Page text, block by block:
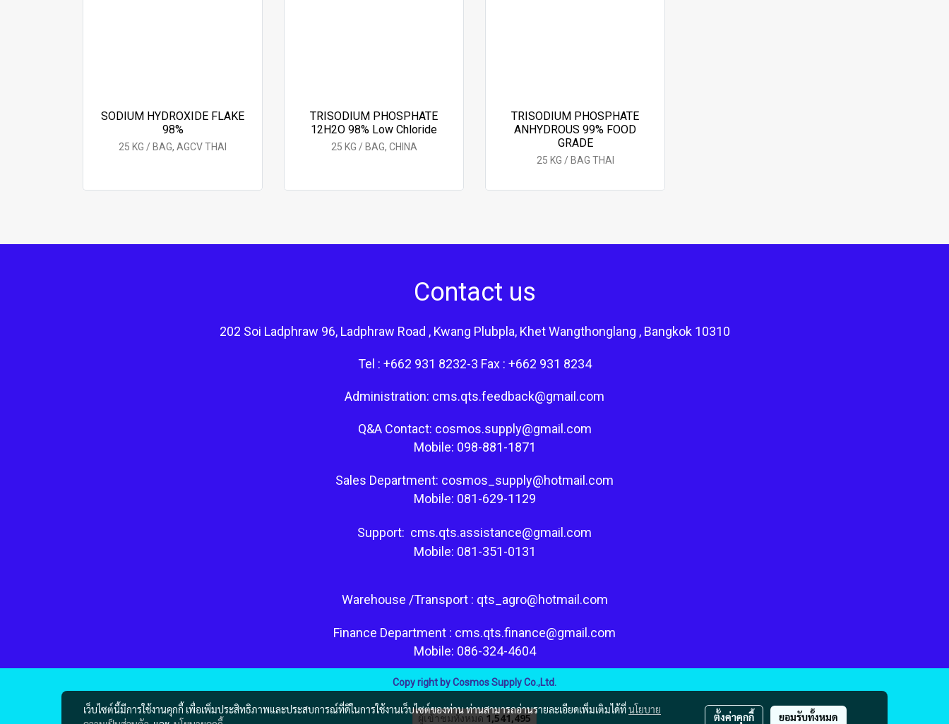
SODIUM HYDROXIDE FLAKE
98%
25 KG / BAG, AGCV THAI
TRISODIUM PHOSPHATE
12H2O 98% Low Chloride
25 KG / BAG, CHINA
TRISODIUM PHOSPHATE
ANHYDROUS 99% FOOD
GRADE
25 KG / BAG THAI
Contact us
202 Soi Ladphraw 96, Ladphraw Road , Kwang Plubpla, Khet Wangthonglang , Bangkok 10310
Tel : +662 931 8232-3 Fax : +662 931 8234
Administration: cms.qts.feedback@gmail.com
Q&A Contact: cosmos.supply@gmail.com
Mobile: 098-881-1871
Sales Department: cosmos_supply@hotmail.com
Mobile: 081-629-1129
Support: cms.qts.assistance@gmail.com
Mobile: 081-351-0131
Warehouse /Transport : qts_agro@hotmail.com
Finance Department : cms.qts.finance@gmail.com
Mobile: 086-324-4604
Copy right by Cosmos Supply Co.,Ltd.
ผู้เข้าชมวันนี้ 577
เว็บไซต์นี้มีการใช้งานคุกกี้ เพื่อเพิ่มประสิทธิภาพและประสบการณ์ที่ดีในการใช้งานเว็บไซต์ของท่าน ท่านสามารถอ่านรายละเอียดเพิ่มเติมได้ที่นโยบาย
ตั้งค่าคุกกี้ ยอมรับทั้งหมด